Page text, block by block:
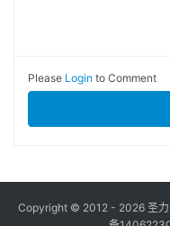
Please Login to Comment
Copyright © 2012 - 2026 圣力